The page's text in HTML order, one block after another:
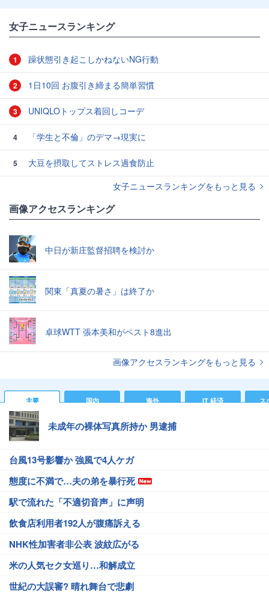
女子ニュースランキング
1 躁状態引き起こしかねないNG行動
2 1日10回 お腹引き締まる簡単習慣
3 UNIQLOトップス着回しコーデ
4 「学生と不倫」のデマ→現実に
5
大豆を摂取してストレス過食防止
女子ニュースランキングをもっと見る
画像アクセスランキング
中日が新庄監督招聘を検討か
関東「真夏の暑さ」は終了か
卓球WTT 張本美和がベスト8進出
画像アクセスランキングをもっと見る
主要 国内 海外 IT 経済 ス
未成年の裸体写真所持か 男逮捕
台風13号影響か 強風で4人ケガ
態度に不満で…夫の弟を暴行死
駅で流れた「不適切音声」に声明
飲食店利用者192人が腹痛訴える
NHK性加害者非公表 波紋広がる
米の人気セク女巡り…和解成立
世紀の大誤審? 晴れ舞台で悲劇